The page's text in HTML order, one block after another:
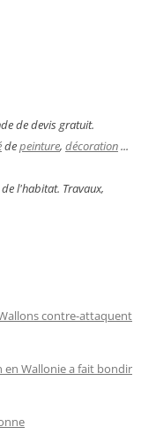
de devis gratuit.
depeinture, décoration...
l'habitat. Travaux,
contre-attaquent
en Wallonie a fait bondir